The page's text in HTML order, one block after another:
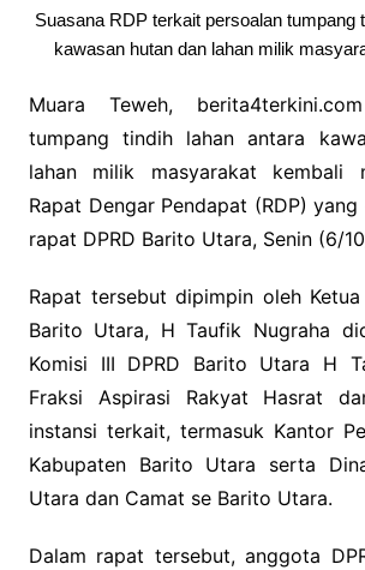
Suasana RDP terkait persoalan tumpang
kawasan hutan dan lahan milik
Muara Teweh,
tumpang tindih lahan antara
lahan milik masyarakat kembali
Rapat Dengar Pendapat (RDP)
rapat DPRD Barito Utara, Senin (6/
Rapat tersebut dipimpin oleh Ketua
Barito Utara, H Taufik Nugraha
Komisi III DPRD Barito Utara H
Fraksi Aspirasi Rakyat Hasrat
instansi terkait, termasuk Kantor
Kabupaten Barito Utara serta
Utara dan Camat se Barito Utara.
Dalam rapat tersebut, anggota